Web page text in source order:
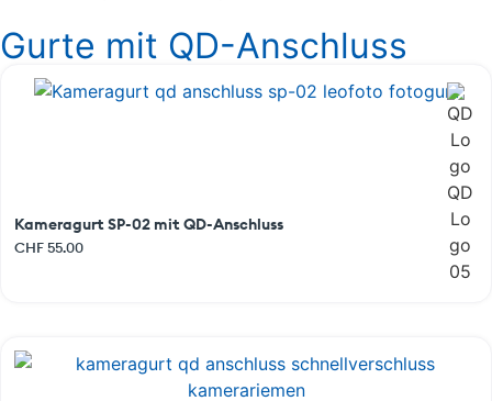
Gurte mit QD-Anschluss
Kameragurt SP-02 mit QD-Anschluss
CHF55.00